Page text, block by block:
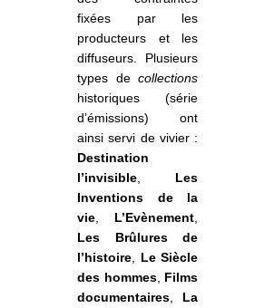
fixées par les
producteurs et les
diffuseurs. Plusieurs
types decollections
historiques (série
d’émissions) ont
ainsi servi de vivier :
Destination
l’invisible
Les
Inventions de la
vie
L’Evènement
Les Brûlures de
l’histoire
Le Siècle
des hommes, Films
documentaires
La